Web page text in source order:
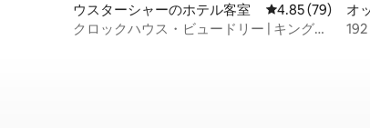
ウスターシャーのホテル客室 レビュー79件、
4.85 (79)
クロックハウス・ビュードリー | キングル
オ
ル